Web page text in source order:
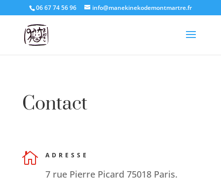
06 67 74 56 96 info@manekinekodemontmartre.fr
Contact
 ADRESSE
7 rue Pierre Picard 75018 Paris.